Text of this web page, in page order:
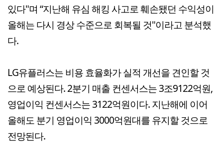
있다"며 “지난해 유심 해킹 사고로 훼손됐던 수익성이
올해는 다시 경상 수준으로 회복될 것"이라고 분석했
다.
LG유플러스는 비용 효율화가 실적 개선을 견인할 것
으로 예상된다. 2분기 매출 컨센서스는 3조9122억원,
영업이익 컨센서스는 3122억원이다. 지난해에 이어
올해도 분기 영업이익 3000억원대를 유지할 것으로
전망된다.